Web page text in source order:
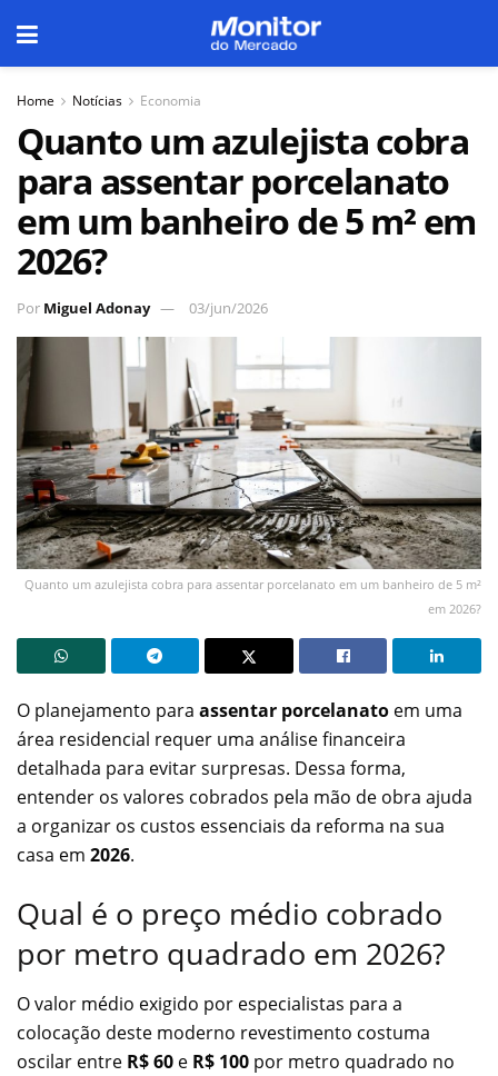
Home Notícias Economia
Quanto um azulejista cobra
para assentar porcelanato
em um banheiro de 5 m² em
2026?
Por Miguel Adonay 03/jun/2026
Quanto um azulejista cobra para assentar porcelanato em um banheiro de 5 m²
em 2026?
O planejamento para assentar porcelanato em uma
área residencial requer uma análise financeira
detalhada para evitar surpresas. Dessa forma,
entender os valores cobrados pela mão de obra ajuda
a organizar os custos essenciais da reforma na sua
casa em 2026.
Qual é o preço médio cobrado
por metro quadrado em 2026?
O valor médio exigido por especialistas para a
colocação deste moderno revestimento costuma
oscilar entre R$ 60 e R$ 100 por metro quadrado no